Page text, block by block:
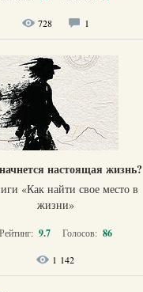
728 1
настоящая жизнь?
«Как найти свое место в
жизни​»
Рейтинг: 9.7 Голосов: 86
1 142